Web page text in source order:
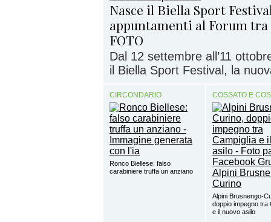
Nasce il Biella Sport
appuntamenti al Forum tra
FOTO
Dal 12 settembre all’11
il Biella Sport Festival, la
CIRCONDARIO
Ronco Biellese: falso
carabiniere truffa un anziano
COSSATO E
Alpini Brusnengo-
doppio impegno tra
e il nuovo asilo